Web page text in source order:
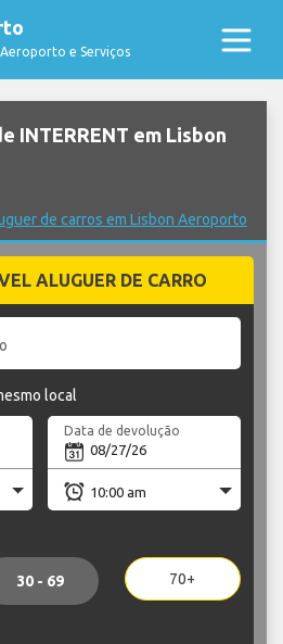
e Serviços
INTERRENT em Lisbon
de carros em Lisbon Aeroporto
ALUGUER DE CARRO
local
Data de devolução
30 - 69 70+